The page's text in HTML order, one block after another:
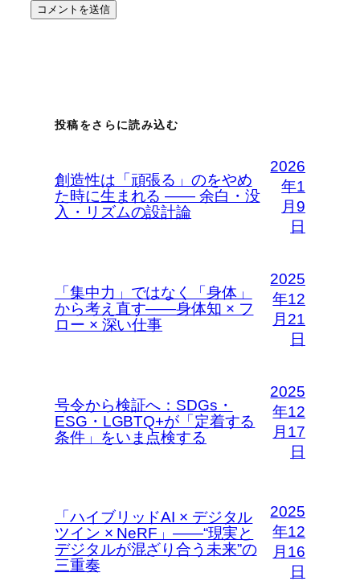
投稿をさらに読み込む
創造性は「頑張る」のをやめ
た時に生まれる —— 余白・没
入・リズムの設計論
2026
年1
月9
日
「集中力」ではなく「身体」
から考え直す――身体知 × フ
ロー × 深い仕事
2025
年12
月21
日
号令から検証へ：SDGs・
ESG・LGBTQ+が「定着する
条件」をいま点検する
2025
年12
月17
日
「ハイブリッドAI × デジタル
ツイン × NeRF」――“現実と
デジタルが混ざり合う未来”の
三重奏
2025
年12
月16
日